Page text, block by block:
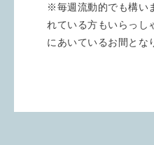
※毎週流動的でも構い
れている方もいらっし
にあいているお間とな